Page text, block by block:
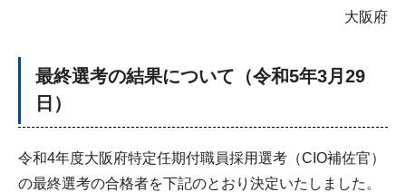
大阪府
最終選考の結果について（令和5年3月29
日）
令和4年度大阪府特定任期付職員採用選考（CIO補佐官）
の最終選考の合格者を下記のとおり決定いたしました。